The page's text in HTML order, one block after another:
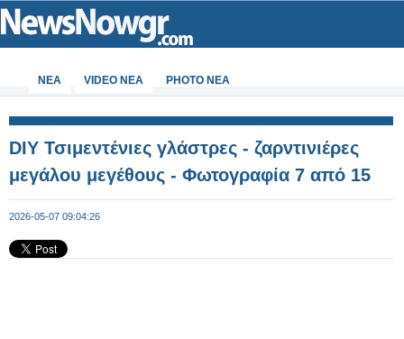
ΝΕΑ VIDEO NEA PHOTO NEA
DIY Τσιμεντένιες γλάστρες - ζαρντινιέρες
μεγάλου μεγέθους - Φωτογραφία 7 από 15
2026-05-07 09:04:26